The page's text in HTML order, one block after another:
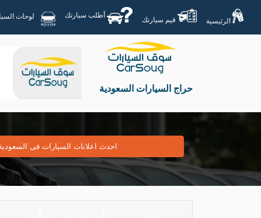
أطلب سيارتك
الرئيسية
حراج السيارات السعودية
احدث اعلانات السيارات فى